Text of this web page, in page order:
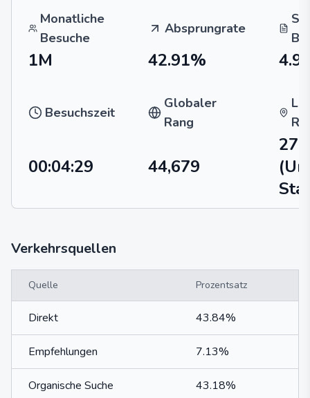
Monatliche
Besuche
Absprungrate
1M 42.91%
Besuchszeit
Globaler
Rang
00:04:29 44,679
Verkehrsquellen
Quelle Prozentsatz
Direkt 43.84%
Empfehlungen 7.13%
Organische Suche 43.18%